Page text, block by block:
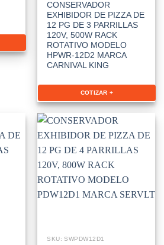
CONSERVADOR
EXHIBIDOR DE PIZZA DE
12 PG DE 3 PARRILLAS
120V, 500W RACK
ROTATIVO MODELO
HPWR-12D2 MARCA
CARNIVAL KING
COTIZAR +
SKU: SWPDW12D1